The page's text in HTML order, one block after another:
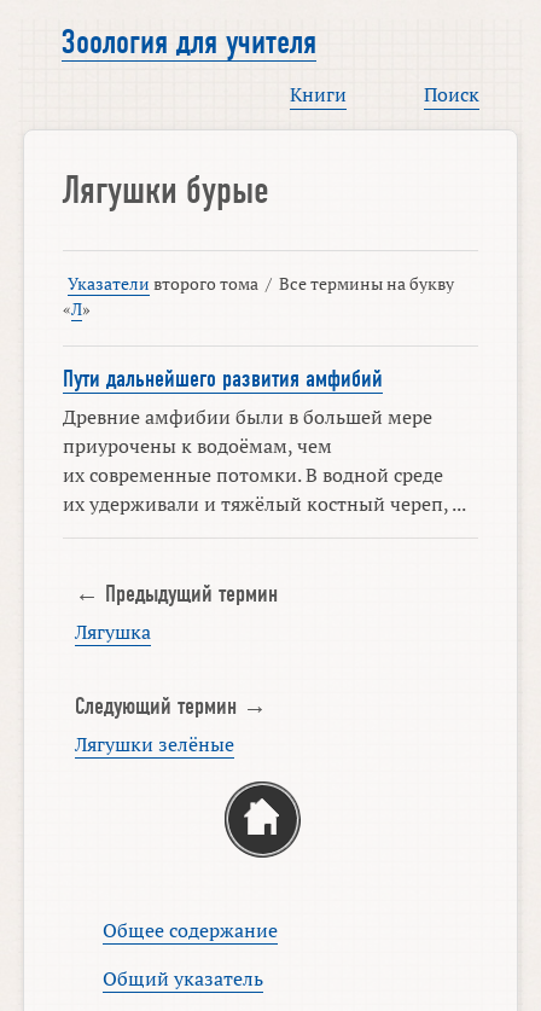
Зоология для учителя
Книги Поиск
Лягушки бурые
Указатели второго тома / Все термины на букву
«Л»
Пути дальнейшего развития амфибий
Древние амфибии были в большей мере
приурочены к водоёмам, чем
их современные потомки. В водной среде
их удерживали и тяжёлый костный череп, ...
← Предыдущий термин
Лягушка
Следующий термин →
Лягушки зелёные
Общее содержание
Общий указатель